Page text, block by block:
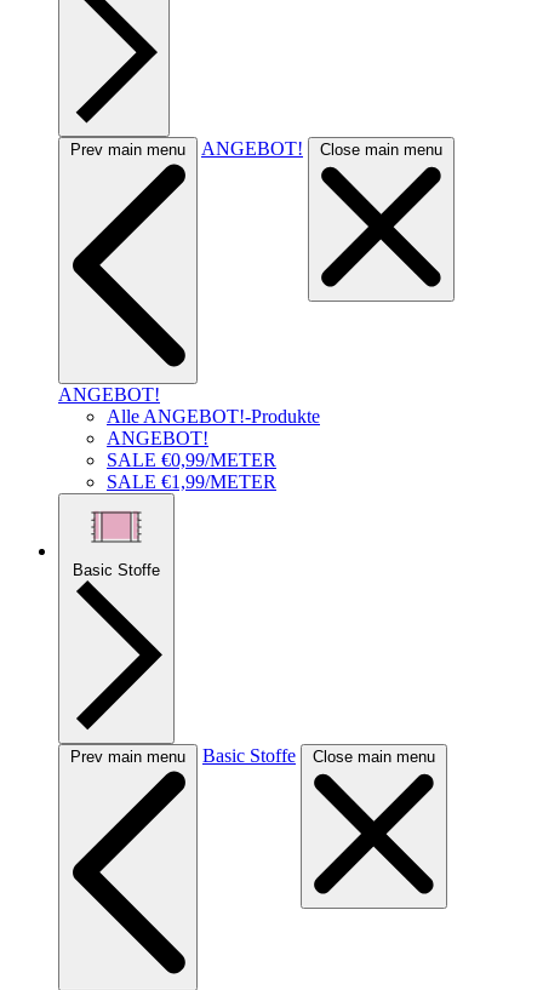
Prev main menu ANGEBOT! Close main menu
ANGEBOT!
Alle ANGEBOT!-Produkte
ANGEBOT!
SALE €0,99/METER
SALE €1,99/METER
Basic Stoffe
Prev main menu Basic Stoffe Close main menu